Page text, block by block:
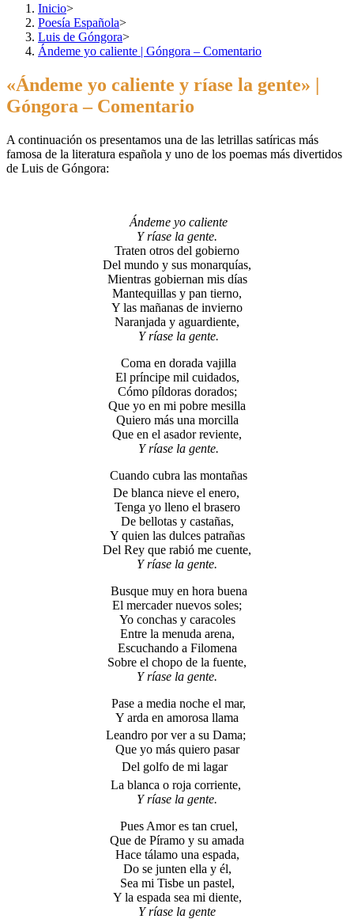
Inicio>
Poesía Española>
Luis de Góngora>
Ándeme yo caliente | Góngora – Comentario
«Ándeme yo caliente y ríase la gente» |
Góngora – Comentario
A continuación os presentamos una de las letrillas satíricas más
famosa de la literatura española y uno de los poemas más divertidos
de Luis de Góngora:
Ándeme yo caliente
Y ríase la gente.
Traten otros del gobierno
Del mundo y sus monarquías,
Mientras gobiernan mis días
Mantequillas y pan tierno,
Y las mañanas de invierno
Naranjada y aguardiente,
Y ríase la gente.
Coma en dorada vajilla
El príncipe mil cuidados,
Cómo píldoras dorados;
Que yo en mi pobre mesilla
Quiero más una morcilla
Que en el asador reviente,
Y ríase la gente.
Cuando cubra las montañas
De blanca nieve el enero,
Tenga yo lleno el brasero
De bellotas y castañas,
Y quien las dulces patrañas
Del Rey que rabió me cuente,
Y ríase la gente.
Busque muy en hora buena
El mercader nuevos soles;
Yo conchas y caracoles
Entre la menuda arena,
Escuchando a Filomena
Sobre el chopo de la fuente,
Y ríase la gente.
Pase a media noche el mar,
Y arda en amorosa llama
Leandro por ver a su Dama;
Que yo más quiero pasar
Del golfo de mi lagar
La blanca o roja corriente,
Y ríase la gente.
Pues Amor es tan cruel,
Que de Píramo y su amada
Hace tálamo una espada,
Do se junten ella y él,
Sea mi Tisbe un pastel,
Y la espada sea mi diente,
Y ríase la gente